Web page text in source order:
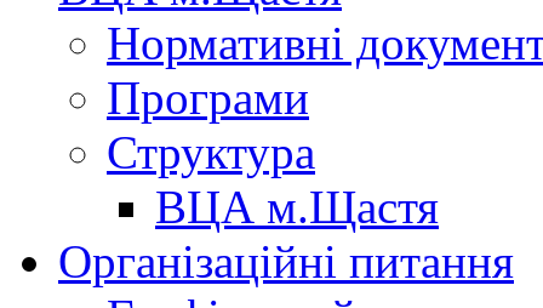
Нормативні
Програми
Структура
ВЦА м.Щастя
Організаційні питання